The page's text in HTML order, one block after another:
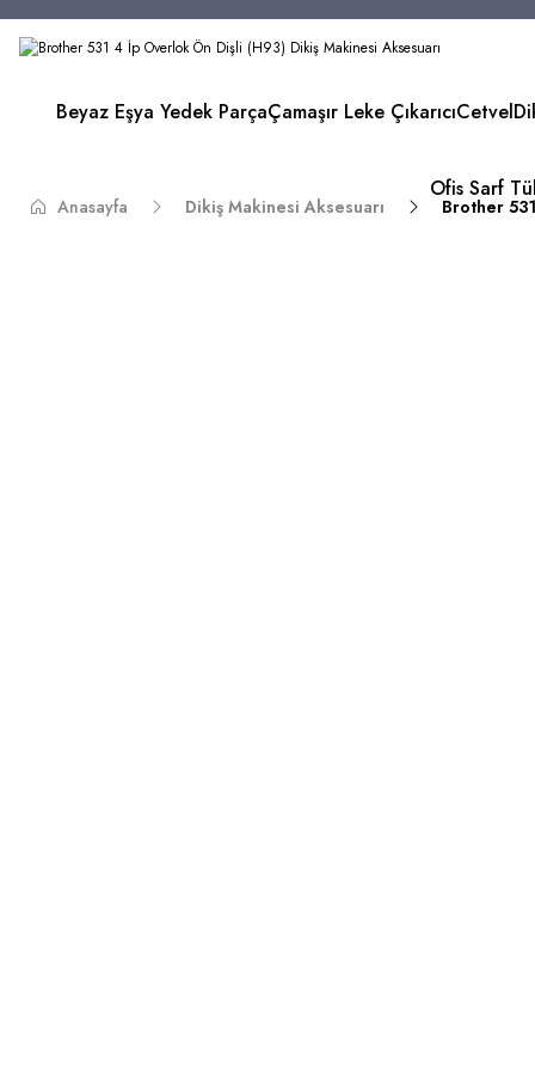
Beyaz Eşya Yedek ParçaÇamaşır Leke ÇıkarıcıCetvel
Ofis Sarf
Anasayfa Dikiş Makinesi Aksesuarı Brother